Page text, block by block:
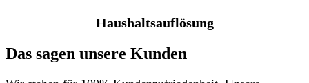
Haushaltsauflösung
Das sagen unsere Kunden